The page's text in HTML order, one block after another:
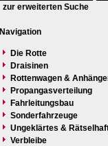
zur erweiterten Suche
Navigation
Die Rotte
Draisinen
Rottenwagen &
Propangasverteilung
Fahrleitungsbau
Sonderfahrzeuge
Ungeklärtes &
Verbleibe